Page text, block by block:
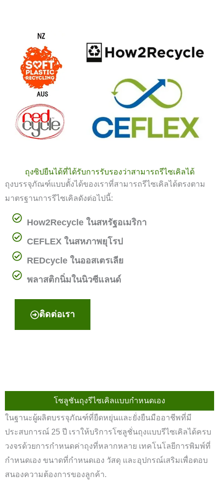
ถุงซิปยืนได้ที่ได้รับการรับรองว่าสามารถรีไซเคิลได้
ถุงบรรจุภัณฑ์แบบตั้งได้ของเราที่สามารถรีไซเคิลได้ตรงตาม
มาตรฐานการรีไซเคิลดังต่อไปนี้:
How2Recycle ในสหรัฐอเมริกา
CEFLEX ในสหภาพยุโรป
REDcycle ในออสเตรเลีย
พลาสติกนิ่มในนิวซีแลนด์
ติดต่อเรา
โซลูชันถุงรีไซเคิลแบบกำหนดเอง
ในฐานะผู้ผลิตบรรจุภัณฑ์ที่ยืดหยุ่นและยั่งยืนมืออาชีพที่มี
ประสบการณ์ 25 ปี เราให้บริการโซลูชั่นถุงแบบรีไซเคิลได้ครบ
วงจรด้วยการกำหนดค่าถุงที่หลากหลาย เทคโนโลยีการพิมพ์ที่
กำหนดเอง ขนาดที่กำหนดเอง วัสดุ และอุปกรณ์เสริมเพื่อตอบ
สนองความต้องการของลูกค้า.